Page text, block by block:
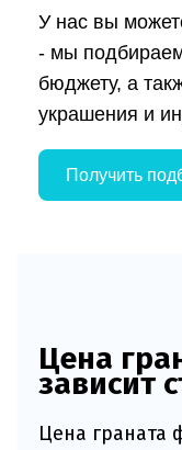
У нас вы
- мы подбираем
бюджету, а
украшения и
Получить
Цена
зависит
Цена граната